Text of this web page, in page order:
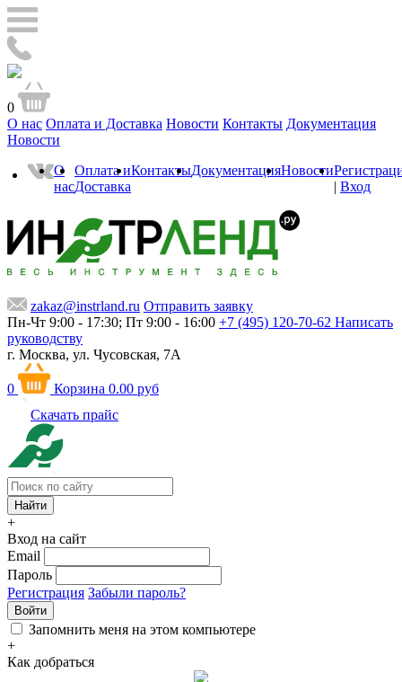
0
О нас Оплата и Доставка Новости Контакты Документация
Новости
О
нас
Оплата и
Доставка
КонтактыДокументацияНовости
| Вход
zakaz@instrland.ru Отправить заявку
Пн-Чт 9:00 - 17:30; Пт 9:00 - 16:00 +7 (495) 120-70-62 Написать
руководству
г. Москва, ул. Чусовская, 7А
0 Корзина 0.00 руб
Скачать прайс
+
Вход на сайт
Email
Пароль
Регистрация Забыли пароль?
Войти
Запомнить меня на этом компьютере
+
Как добраться